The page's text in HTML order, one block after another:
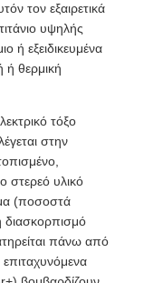
τον εξαιρετικά
υψηλής
ή εξειδικευμένα
ή θερμική
τόξο
στην
στερεό υλικό
(ποσοστά
διασκορπισμό
πάνω από